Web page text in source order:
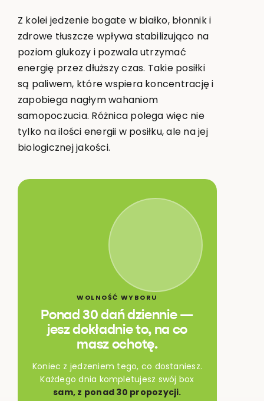
Z kolei jedzenie bogate w białko, błonnik i
zdrowe tłuszcze wpływa stabilizująco na
poziom glukozy i pozwala utrzymać
energię przez dłuższy czas. Takie posiłki
są paliwem, które wspiera koncentrację i
zapobiega nagłym wahaniom
samopoczucia. Różnica polega więc nie
tylko na ilości energii w posiłku, ale na jej
biologicznej jakości.
WOLNOŚĆ WYBORU
Ponad 30 dań dziennie —
jesz dokładnie to, na co
masz ochotę.
Koniec z jedzeniem tego, co dostaniesz.
Każdego dnia kompletujesz swój box
sam, z ponad 30 propozycji.